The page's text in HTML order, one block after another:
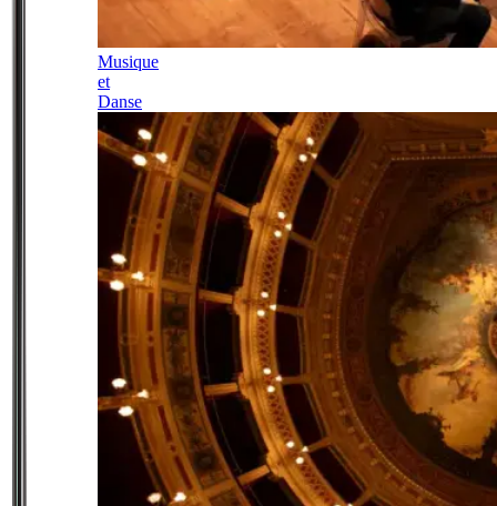
Musique
et
Danse